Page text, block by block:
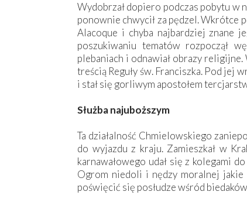
Wydobrzał dopiero podczas pobytu w
ponownie chwycił za pędzel. Wkrótce
Alacoque i chyba najbardziej znane
poszukiwaniu tematów rozpoczął
plebaniach i odnawiał obrazy
treścią Reguły św. Franciszka. Pod jej
i stał się gorliwym apostołem
Służba najuboższym
Ta działalność Chmielowskiego
do wyjazdu z kraju. Zamieszkał w
karnawałowego udał się z kolegami
Ogrom niedoli i nędzy moralnej jakie
poświęcić się posłudze wśród